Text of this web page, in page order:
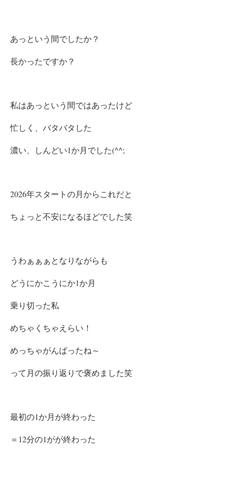
あっという間でしたか？
長かったですか？
私はあっという間ではあったけど
忙しく、バタバタした
濃い、しんどい1か月でした(^^;
2026年スタートの月からこれだと
ちょっと不安になるほどでした笑
うわぁぁぁとなりながらも
どうにかこうにか1か月
乗り切った私
めちゃくちゃえらい！
めっちゃがんばったね～
って月の振り返りで褒めました笑
最初の1か月が終わった
＝12分の1がが終わった